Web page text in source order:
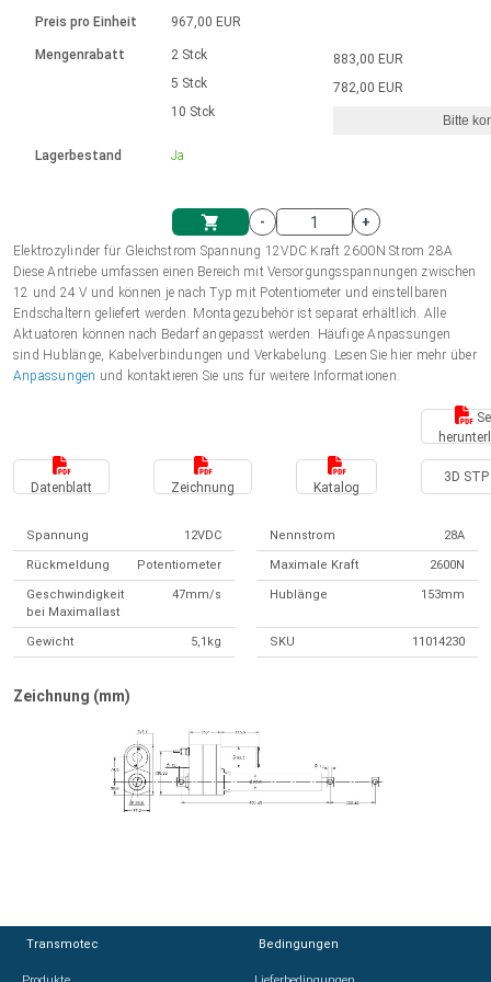
Einheitssystem
Einkaufswagen
Hubmagnete
230 - 50 Hz | 110 - 60 Hz
Drehzahlregelung für die AIS-Serie
Bürstenlose Gleichstrommotoren
mit Planetengetriebe und internem
Ø 28-42| 1-1400 rpm | <= 290Ncm
Bürstenlose DC Motor Controller
Gleichstrommotoren mit
Schneckengetriebe und Bürsten
Ø43-124mm | 31-425rpm | ≤ 41Nm
Treiber für Gleichstrommotoren mit
Synchron-Asynchron | für 1-4 Elektrozylinder
Synchron-Asynchron | für 1-4 Elektrozylinder
Français (EUR)
Polski (EUR)
Norsk (NOK)
Suomi (EUR)
Preis pro Einheit
Mengenrabatt
Lagerbestand
967,00 EUR
2 Stck
5 Stck
10 Stck
Ja
883,00 EUR
782,00 EUR
Bitte
-
+
Elektrozylinder für Gleichstrom Spannung 12VDC Kraft 2600N Strom 28A
Diese Antriebe umfassen einen Bereich mit Versorgungsspannungen zwischen
12 und 24 V und können je nach Typ mit Potentiometer und einstellbaren
Endschaltern geliefert werden. Montagezubehör ist separat erhältlich. Alle
Aktuatoren können nach Bedarf angepasst werden. Häufige Anpassungen
sind Hublänge, Kabelverbindungen und Verkabelung. Lesen Sie hier mehr über
Anpassungen und kontaktieren Sie uns für weitere Informationen.
Datenblatt Zeichnung Katalog
3D STP
Spannung 12VDC Nennstrom 28A
Rückmeldung Potentiometer Maximale Kraft 2600N
Geschwindigkeit
bei Maximallast
47mm/s Hublänge 153mm
Gewicht 5,1kg SKU 11014230
Zeichnung (mm)
Transmotec Bedingungen
Transmotec Bedingungen